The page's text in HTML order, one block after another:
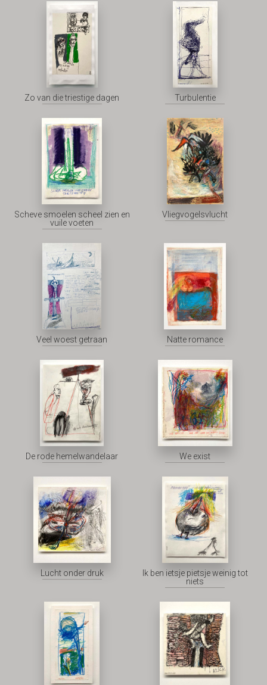
Zo van die triestige dagen Turbulentie
Scheve smoelen scheel zien en
vuile voeten
Vliegvogelsvlucht
Veel woest getraan Natte romance
De rode hemelwandelaar We exist
Lucht onder druk
Ik ben ietsje pietsje weinig tot
niets